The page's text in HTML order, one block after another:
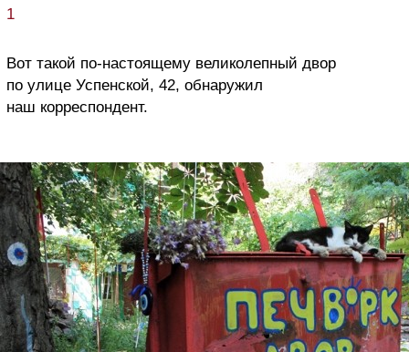
1
Вот такой по-настоящему великолепный двор
по улице Успенской, 42, обнаружил
наш корреспондент.